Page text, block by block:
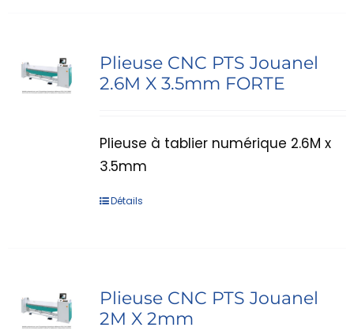
Plieuse CNC PTS Jouanel
2.6M X 3.5mm FORTE
Plieuse à tablier numérique 2.6M x
3.5mm
Détails
Plieuse CNC PTS Jouanel
2M X 2mm